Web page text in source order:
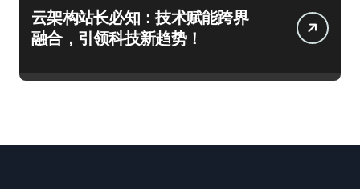
云架构站长必知：技术赋能跨界
融合，引领科技新趋势！